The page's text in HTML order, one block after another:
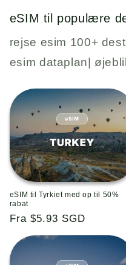
eSIM til populære
rejse esim 100+
esim dataplan|
eSIM til Tyrkiet med op til 50%
rabat
Almindelig
Fra $5.93 SGD